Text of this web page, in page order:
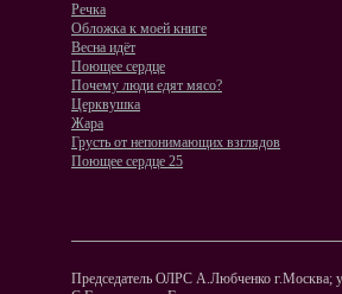
Речка
Обложка к моей книге
Весна идёт
Поющее сердце
Почему люди едят мясо?
Церквушка
Жара
Грусть от непонимающих взглядов
Поющее сердце 25
Председатель ОЛРС А.Любченко г.Москва;